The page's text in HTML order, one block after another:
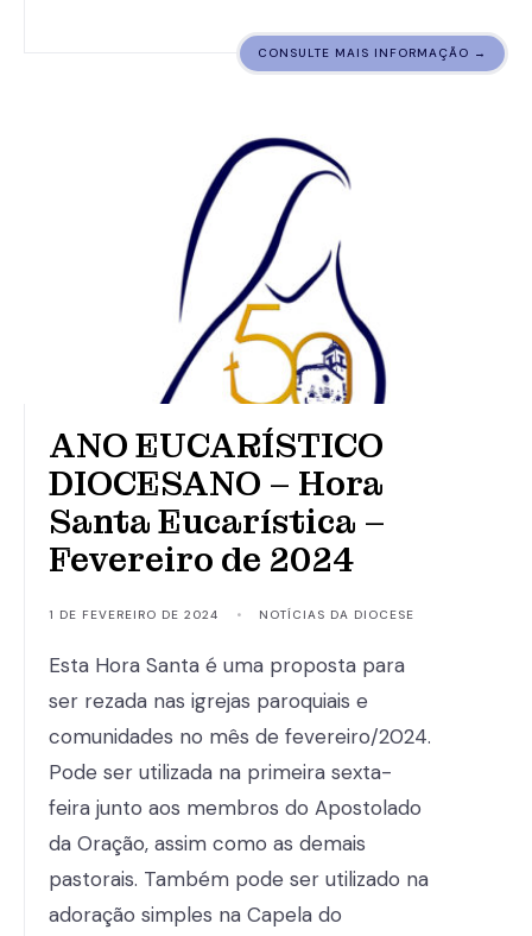
CONSULTE MAIS INFORMAÇÃO →
ANO EUCARÍSTICO
DIOCESANO – Hora
Santa Eucarística –
Fevereiro de 2024
1 DE FEVEREIRO DE 2024 • NOTÍCIAS DA DIOCESE
Esta Hora Santa é uma proposta para
ser rezada nas igrejas paroquiais e
comunidades no mês de fevereiro/2024.
Pode ser utilizada na primeira sexta-
feira junto aos membros do Apostolado
da Oração, assim como as demais
pastorais. Também pode ser utilizado na
adoração simples na Capela do